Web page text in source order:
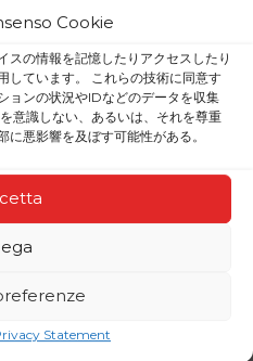
Cookie
スの情報を記憶したりアクセスしたり
しています。 これらの技術に同意す
ョンの状況やIDなどのデータを収集
意識しない、あるいは、それを尊重
悪影響を及ぼす可能性がある。
Statement
出会いました。この
望、そして愛の証しは
え、2019年にはリミ
族の友好のためのミー
示会の企画・監修を務
「高橋隆と緑の友の
りました。以来、同会
。また、日本語からイ
して永井隆の著作を複
るキリスト教史に関す